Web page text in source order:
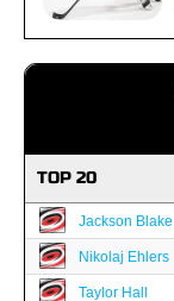
TOP 20
Jackson Blake
Nikolaj Ehlers
Taylor Hall